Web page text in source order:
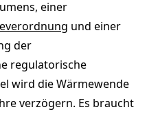
einer
und einer
der
regulatorische
wird die Wärmewende
verzögern. Es braucht